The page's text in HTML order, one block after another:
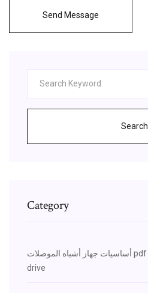
Send Message
Search
Category
أساسيات جهاز أشباه الموصلات pdf تحميل مجاني google
drive